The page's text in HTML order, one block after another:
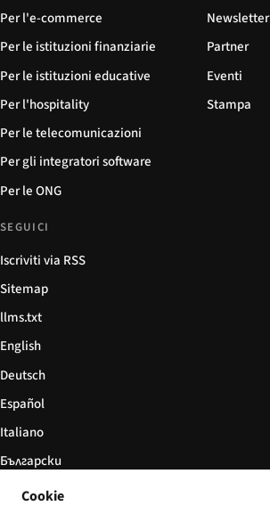
Per l'e-commerce
Per le istituzioni finanziarie
Per le istituzioni educative
Per l'hospitality
Per le telecomunicazioni
Per gli integratori software
Per le ONG
Newsletter
Partner
Eventi
Stampa
SEGUICI
Iscriviti via RSS
Sitemap
llms.txt
English
Deutsch
Español
Italiano
Български
简体中文
Cookie